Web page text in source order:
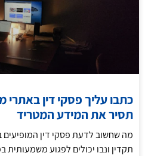
כתבו עליך פסקי דין באתרי
תסיר את המידע המטריד
מה שחשוב לדעת פסקי דין
תקדין ונבו יכולים לפגוע משמעותית